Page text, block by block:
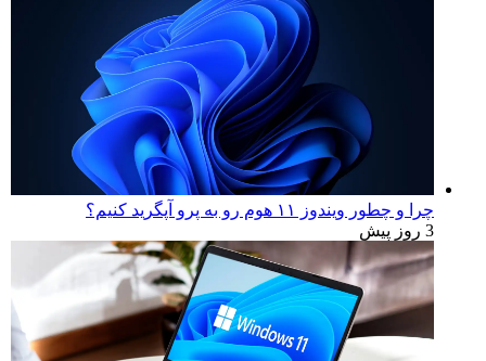
چرا و چطور ویندوز ۱۱ هوم رو به پرو آپگرید کنیم؟
3 روز پیش